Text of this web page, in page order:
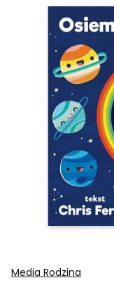
Media Rodzina